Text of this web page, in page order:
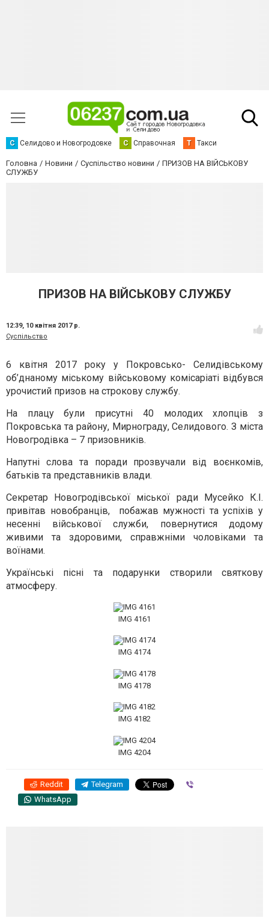
С Селидово и Новогродовке С Справочная Т Такси
Головна Новини Суспільство новини
ПРИЗОВ НА ВІЙСЬКОВУ
СЛУЖБУ
ПРИЗОВ НА ВІЙСЬКОВУ СЛУЖБУ
12:39, 10 квітня 2017 р.
Суспільство
6 квітня 2017 року у Покровсько- Селидівському
об’днаному міському військовому комісаріаті відбувся
урочистий призов на строкову службу.
На плацу були присутні 40 молодих хлопців з
Покровська та району, Мирнограду, Селидового. З міста
Новогродівка – 7 призовників.
Напутні слова та поради прозвучали від воєнкомів,
батьків та представників влади.
Секретар Новогродівської міської ради Мусейко К.І.
привітав новобранців, побажав мужності та успіхів у
несенні військової служби, повернутися додому
живими та здоровими, справжніми чоловіками та
воїнами.
Українські пісні та подарунки створили святкову
атмосферу.
IMG 4161
IMG 4174
IMG 4178
IMG 4182
IMG 4204
Reddit Telegram
WhatsApp